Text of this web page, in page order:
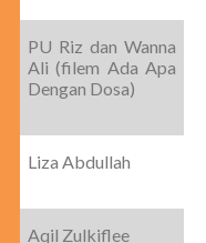
PU Riz dan Wanna
Ali (filem Ada Apa
Dengan Dosa)
Liza Abdullah
Aqil Zulkiflee